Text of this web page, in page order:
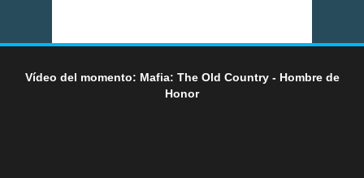
Vídeo del momento: Mafia: The Old Country - Hombre de
Honor